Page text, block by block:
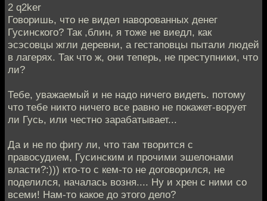
2 q2ker
Говоришь, что не видел наворованных денег
Гусинского? Так ,блин, я тоже не виедл, как
эсэсовцы жгли деревни, а гестаповцы пытали людей
в лагерях. Так что ж, они теперь, не преступники, что
ли?
Тебе, уважаемый и не надо ничего видеть. потому
что тебе никто ничего все равно не покажет-ворует
ли Гусь, или честно зарабатывает...
Да и не по фигу ли, что там творится с
правосудием, Гусинским и прочими эшелонами
власти?:))) кто-то с кем-то не договорился, не
поделился, началась возня.... Ну и хрен с ними со
всеми! Нам-то какое до этого дело?